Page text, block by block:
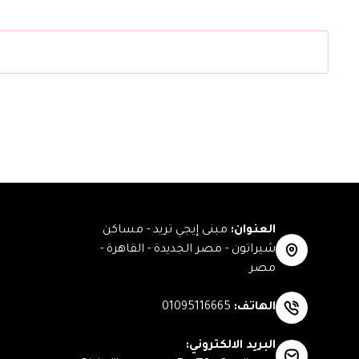
العنوان: مبنى إيجي تريد - مساكن
شيراتون - مصر الجديدة - القاهرة -
مصر
الهاتف:
01095116665
البريد الالكتروني: